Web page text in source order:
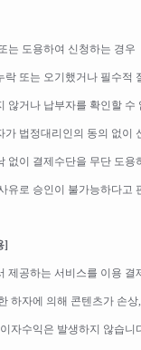
는 도용하여 신청하는 경우
락 또는 오기했거나 필수적
않거나 납부자를 확인할 수
가 법정대리인의 동의 없이
없이 결제수단을 무단 도
유로 승인이 불가능하다고
]
공하는 서비스를 이용 결
하자에 의해 콘텐츠가 손
자수익은 발생하지 않습니